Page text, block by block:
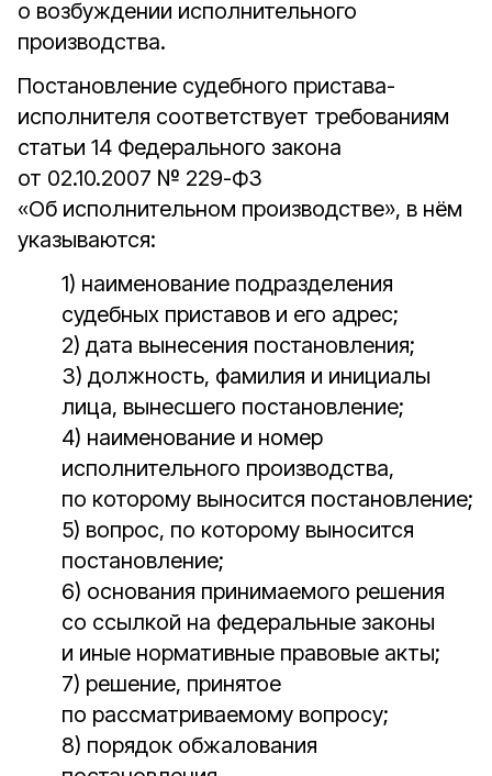
о возбуждении исполнительного
производства.
Постановление судебного пристава-
исполнителя соответствует требованиям
статьи 14 Федерального закона
от 02.10.2007 № 229-ФЗ
«Об исполнительном производстве», в нём
указываются:
1) наименование подразделения
судебных приставов и его адрес;
2) дата вынесения постановления;
3) должность, фамилия и инициалы
лица, вынесшего постановление;
4) наименование и номер
исполнительного производства,
по которому выносится постановление;
5) вопрос, по которому выносится
постановление;
6) основания принимаемого решения
со ссылкой на федеральные законы
и иные нормативные правовые акты;
7) решение, принятое
по рассматриваемому вопросу;
8) порядок обжалования